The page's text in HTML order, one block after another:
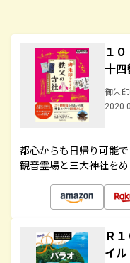
１
十
御朱印
都心からも日帰り可能
観音霊場と三大神社を
Ｒ
イ